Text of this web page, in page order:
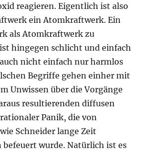
reagieren. Eigentlich ist also
ein Atomkraftwerk. Ein
als Atomkraftwerk zu
hingegen schlicht und einfach
nicht einfach nur harmlos
Begriffe gehen einher mit
Unwissen über die Vorgänge
resultierenden diffusen
Panik, die von
Schneider lange Zeit
befeuert wurde. Natürlich ist es